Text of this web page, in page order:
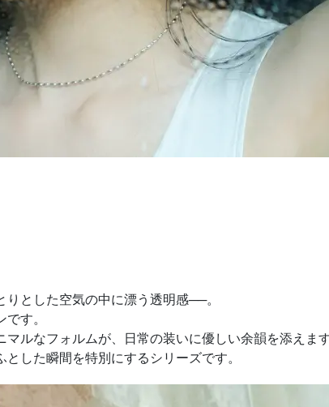
とした空気の中に漂う透明感──。
す。
ルなフォルムが、日常の装いに優しい余韻を添えま
した瞬間を特別にするシリーズです。